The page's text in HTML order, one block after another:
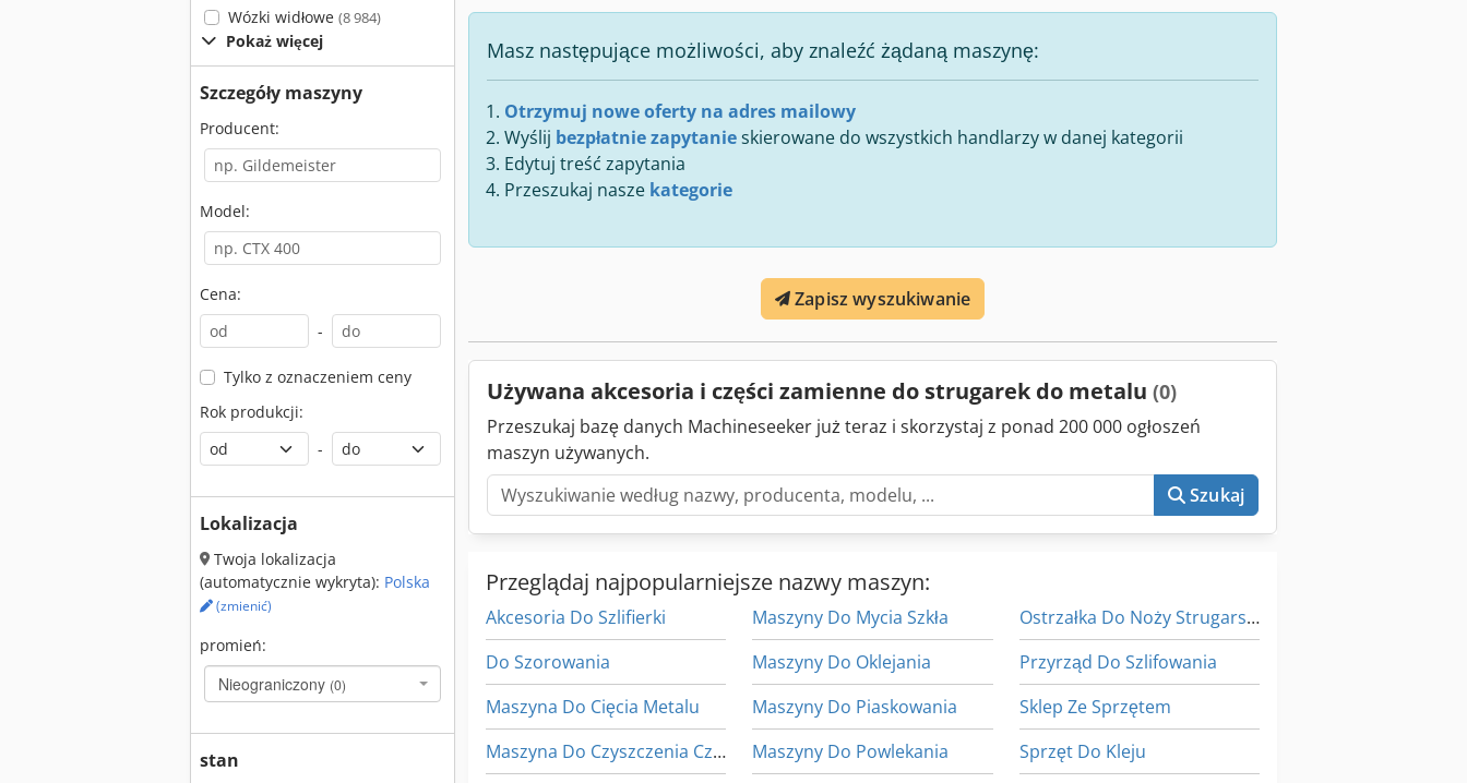
Wózki widłowe (8 984)
Pokaż więcej
Szczegóły maszyny
Producent:
Model:
Cena:
-
Tylko z oznaczeniem ceny
Rok produkcji:
-
Lokalizacja
Twoja lokalizacja
(automatycznie wykryta): Polska
(zmienić)
promień:
Nieograniczony (0)
stan
Masz następujące możliwości, aby znaleźć żądaną maszynę:
Otrzymuj nowe oferty na adres mailowy
Wyślij bezpłatnie zapytanieskierowane do wszystkich handlarzy w danej kategorii
Edytuj treść zapytania
Przeszukaj nasze kategorie
Zapisz wyszukiwanie
Używana akcesoria i części zamienne do strugarek do metalu (0)
Przeszukaj bazę danych Machineseeker już teraz i skorzystaj z ponad 200 000 ogłoszeń
maszyn używanych.
Szukaj
Przeglądaj najpopularniejsze nazwy maszyn:
Akcesoria Do Szlifierki
Do Szorowania
Maszyna Do Cięcia Metalu
Maszyna Do Czyszczenia Części
Maszyny Do Mycia Szkła
Maszyny Do Oklejania
Maszyny Do Piaskowania
Maszyny Do Powlekania
Ostrzałka Do Noży Strugarskich
Przyrząd Do Szlifowania
Sklep Ze Sprzętem
Sprzęt Do Kleju